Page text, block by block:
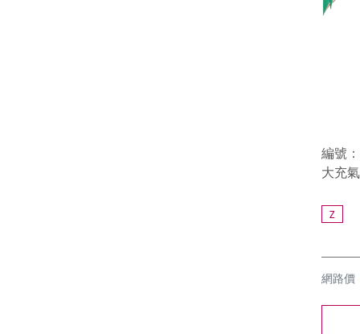
編號
大充
Z
網路價